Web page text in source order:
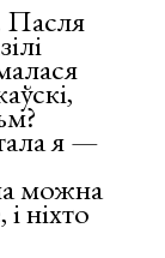
Пасля
я —
можна
ніхто